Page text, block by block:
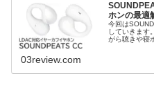
ホンの最適
今回は
していきます
がら聴きや寝
03review.com